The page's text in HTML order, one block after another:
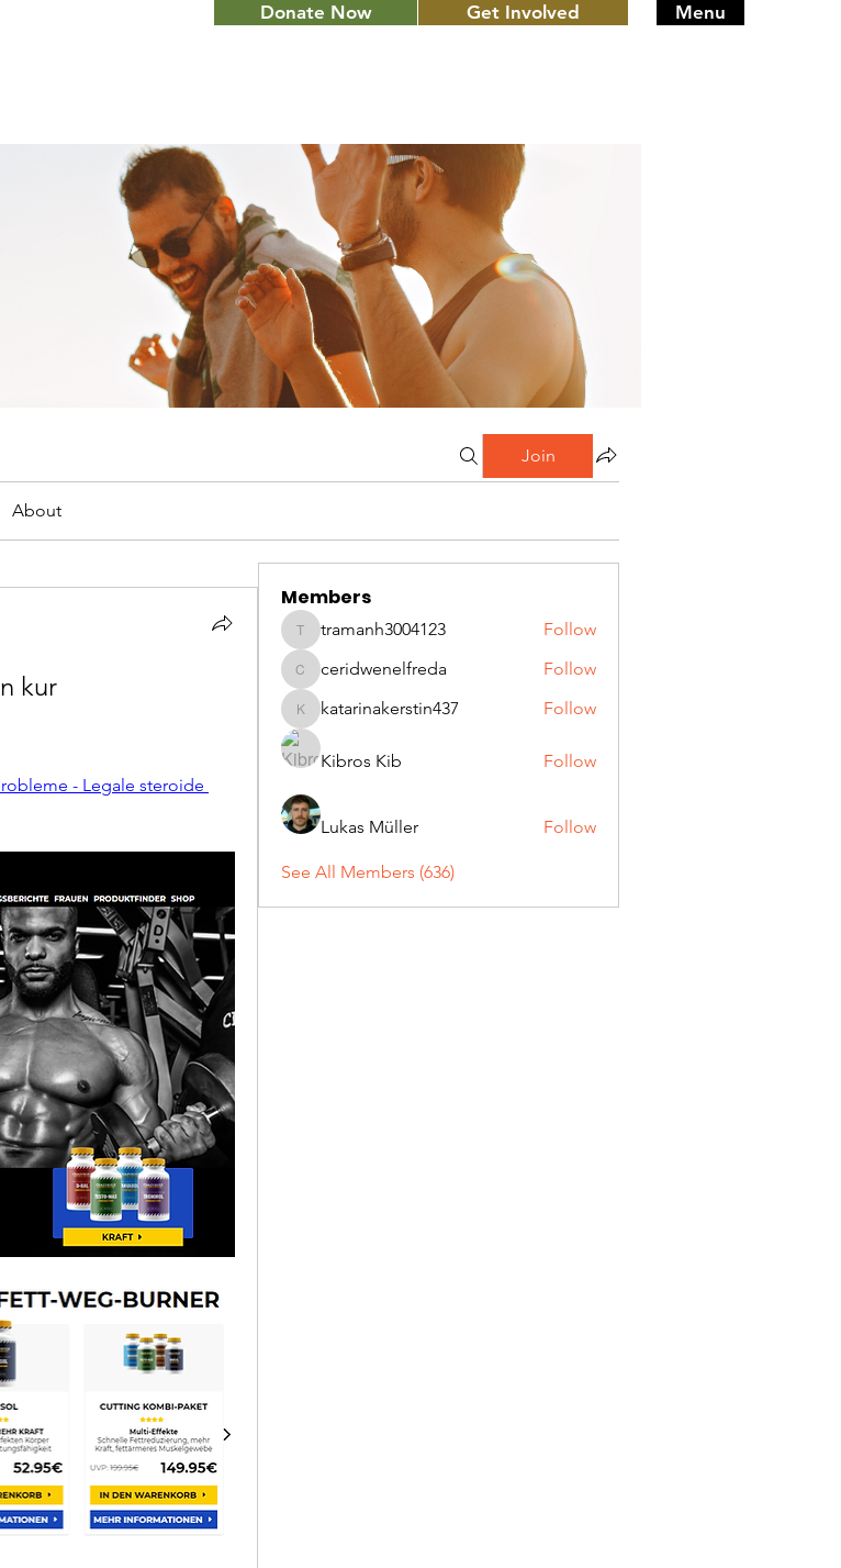
Donate Now Get Involved Menu
Join
About
kur
- Legale steroide
Members
tramanh3004123
tramanh3004123 Follow
ceridwenelfreda
ceridwenelfreda Follow
katarinakerstin437
katarinakerstin437 Follow
Kibros Kib Follow
Lukas Müller Follow
See All Members (636)